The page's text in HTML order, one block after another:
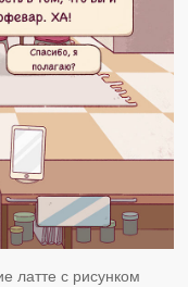
латте с рисунком